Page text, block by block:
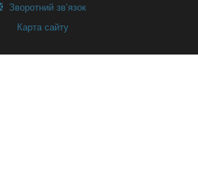
Зворотний зв’язок
Карта сайту